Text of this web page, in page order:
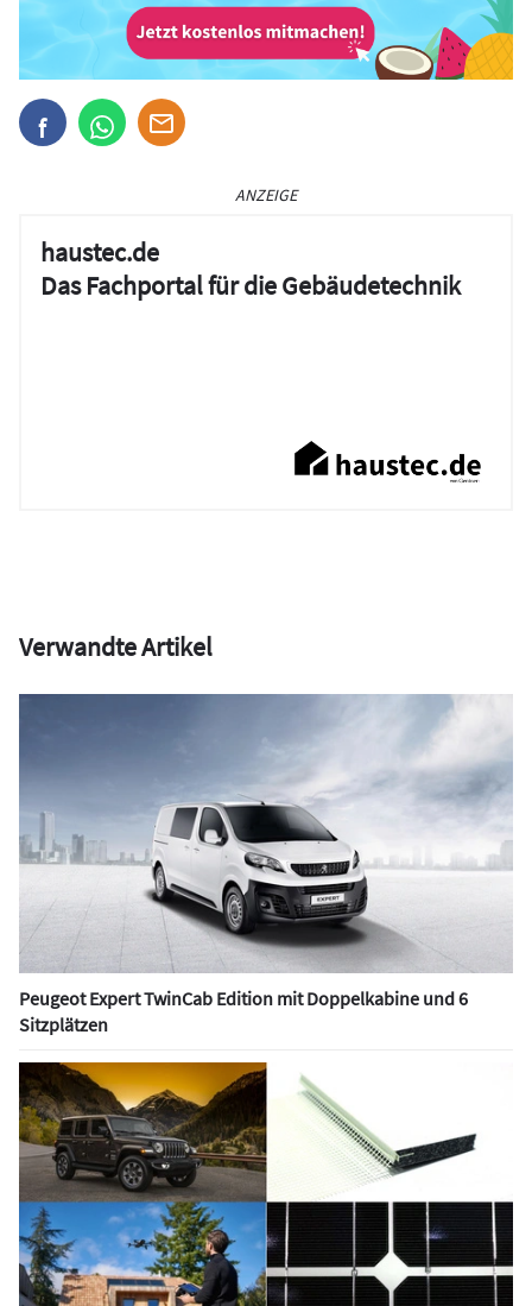
ANZEIGE
haustec.de
Das Fachportal für die Gebäudetechnik
Verwandte Artikel
Peugeot Expert TwinCab Edition mit Doppelkabine und 6
Sitzplätzen